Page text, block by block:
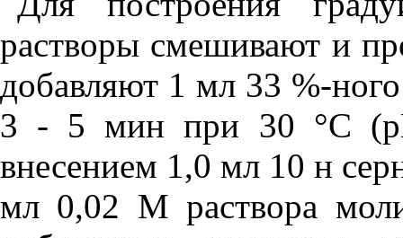
растворы смешивают и
добавляют 1 мл 33 %-
3 - 5 мин при 30 °С (рН
внесением 1,0 мл 10 н
мл 0,02 М раствора